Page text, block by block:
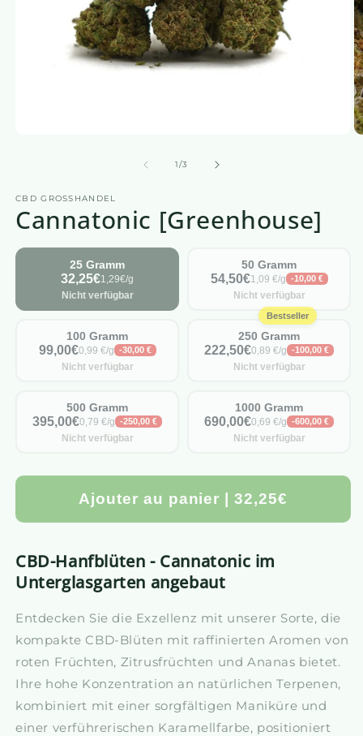
Fenster
öffnen
1/von
3
CBD GROSSHANDEL
Cannatonic [Greenhouse]
25 Gramm
32,25€1,29€/g
Nicht verfügbar
50 Gramm
54,50€1,09 €/g -10,00 €
Nicht verfügbar
100 Gramm
99,00€0,99 €/g -30,00 €
Nicht verfügbar
Bestseller
250 Gramm
222,50€0,89 €/g -100,00 €
Nicht verfügbar
500 Gramm
395,00€0,79 €/g -250,00 €
Nicht verfügbar
1000 Gramm
690,00€0,69 €/g -600,00 €
Nicht verfügbar
Ajouter au panier | 32,25€
CBD-Hanfblüten - Cannatonic im
Unterglasgarten angebaut
Entdecken Sie die Exzellenz mit unserer Sorte, die
kompakte CBD-Blüten mit raffinierten Aromen von
roten Früchten, Zitrusfrüchten und Ananas bietet.
Ihre hohe Konzentration an natürlichen Terpenen,
kombiniert mit einer sorgfältigen Maniküre und
einer verführerischen Karamellfarbe, positioniert